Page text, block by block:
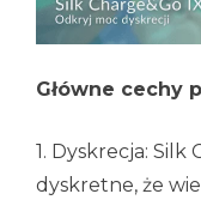
Główne cechy
1. Dyskrecja: Silk
dyskretne, że